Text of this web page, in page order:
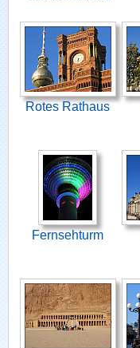
Rotes Rathaus
Fernsehturm